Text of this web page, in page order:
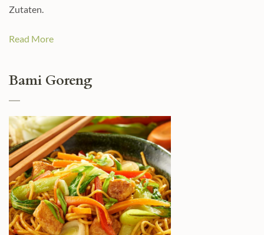
Zutaten.
Read More
Bami Goreng